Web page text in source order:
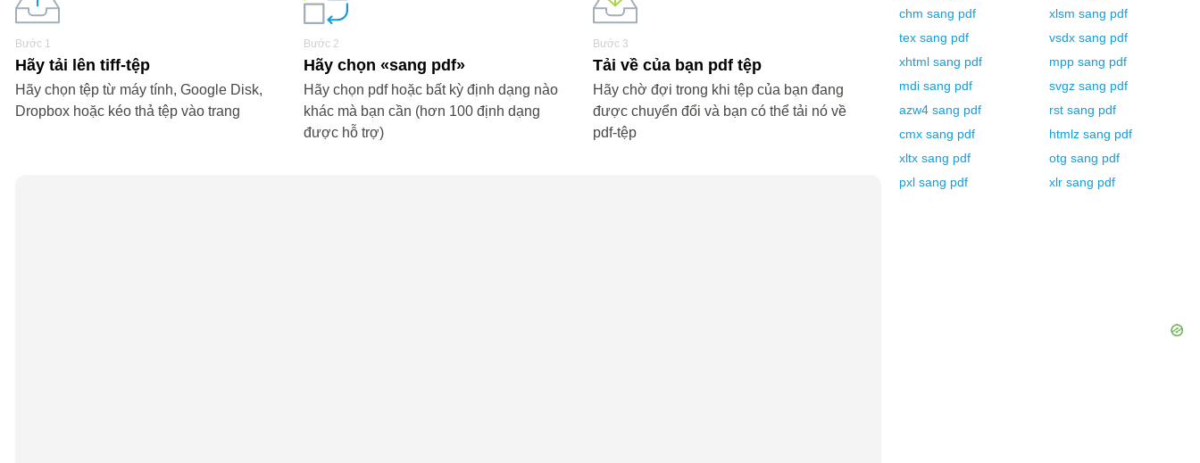
Bước 1
Hãy tải lên tiff-tệp
Hãy chọn tệp từ máy tính, Google Disk,
Dropbox hoặc kéo thả tệp vào trang
Bước 2
Hãy chọn «sang pdf»
Hãy chọn pdf hoặc bất kỳ định dạng nào
khác mà bạn cần (hơn 100 định dạng
được hỗ trợ)
Bước 3
Tải về của bạn pdf tệp
Hãy chờ đợi trong khi tệp của bạn đang
được chuyển đổi và bạn có thể tải nó về
pdf-tệp
chm sang pdf xlsm sang pdf
tex sang pdf vsdx sang pdf
xhtml sang pdf mpp sang pdf
mdi sang pdf svgz sang pdf
azw4 sang pdf rst sang pdf
cmx sang pdf htmlz sang pdf
xltx sang pdf otg sang pdf
pxl sang pdf xlr sang pdf